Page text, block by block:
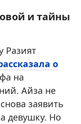
и тайны
Разият
о
на
Айза не
заявить
девушку. Но